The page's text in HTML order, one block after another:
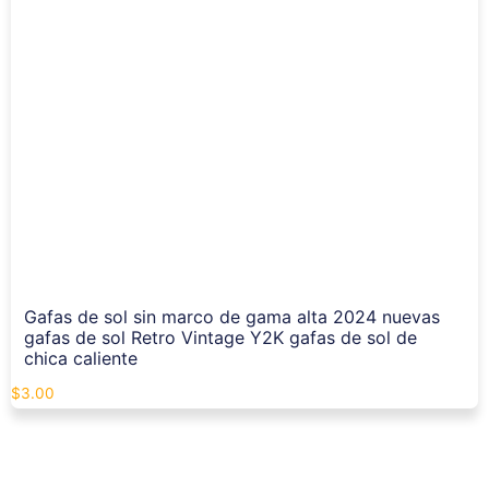
Gafas de sol sin marco de gama alta 2024 nuevas
gafas de sol Retro Vintage Y2K gafas de sol de
chica caliente
$3.00